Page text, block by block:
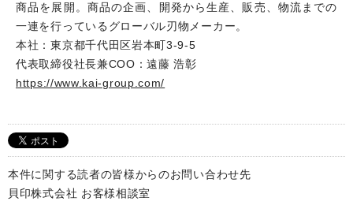
商品を展開。商品の企画、開発から生産、販売、物流までの
一連を行っているグローバル刃物メーカー。
本社：東京都千代田区岩本町3-9-5
代表取締役社長兼COO：遠藤 浩彰
https://www.kai-group.com/
本件に関する読者の皆様からのお問い合わせ先
貝印株式会社 お客様相談室